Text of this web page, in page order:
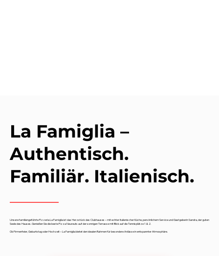
La Famiglia –
Authentisch.
Familiär. Italienisch.
Unsere familiengeführte Pizzeria La Famiglia ist das Herzstück des Clubhauses – mit echter italienischer Küche, persönlichem Service und Gastgeberin Sandra, der guten
Seele des Hauses. Genießen Sie die beste Pizza Neureuts auf der sonnigen Terrasse mit Blick auf die Tennisplätze 1 & 2.
Ob Firmenfeier, Geburtstag oder Hochzeit – La Famiglia bietet den idealen Rahmen für besondere Anlässe in entspannter Atmosphäre.